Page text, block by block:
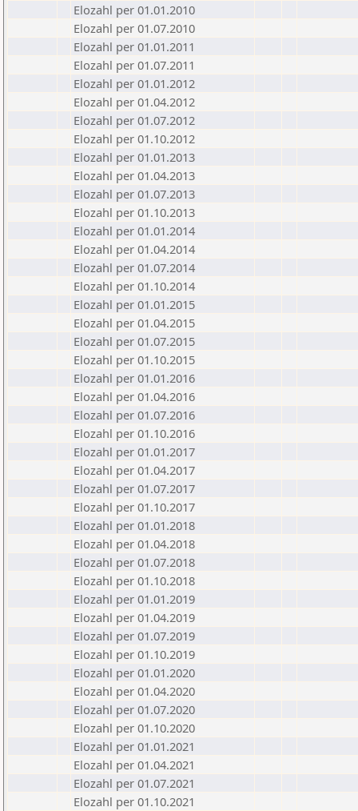
Elozahl per 01.01.2010
Elozahl per 01.07.2010
Elozahl per 01.01.2011
Elozahl per 01.07.2011
Elozahl per 01.01.2012
Elozahl per 01.04.2012
Elozahl per 01.07.2012
Elozahl per 01.10.2012
Elozahl per 01.01.2013
Elozahl per 01.04.2013
Elozahl per 01.07.2013
Elozahl per 01.10.2013
Elozahl per 01.01.2014
Elozahl per 01.04.2014
Elozahl per 01.07.2014
Elozahl per 01.10.2014
Elozahl per 01.01.2015
Elozahl per 01.04.2015
Elozahl per 01.07.2015
Elozahl per 01.10.2015
Elozahl per 01.01.2016
Elozahl per 01.04.2016
Elozahl per 01.07.2016
Elozahl per 01.10.2016
Elozahl per 01.01.2017
Elozahl per 01.04.2017
Elozahl per 01.07.2017
Elozahl per 01.10.2017
Elozahl per 01.01.2018
Elozahl per 01.04.2018
Elozahl per 01.07.2018
Elozahl per 01.10.2018
Elozahl per 01.01.2019
Elozahl per 01.04.2019
Elozahl per 01.07.2019
Elozahl per 01.10.2019
Elozahl per 01.01.2020
Elozahl per 01.04.2020
Elozahl per 01.07.2020
Elozahl per 01.10.2020
Elozahl per 01.01.2021
Elozahl per 01.04.2021
Elozahl per 01.07.2021
Elozahl per 01.10.2021